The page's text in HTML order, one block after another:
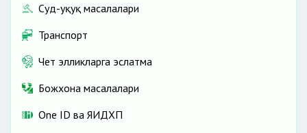
Суд-ҳуқуқ масалалари
Транспорт
Чет элликларга эслатма
Божхона масалалари
One ID ва ЯИДХП